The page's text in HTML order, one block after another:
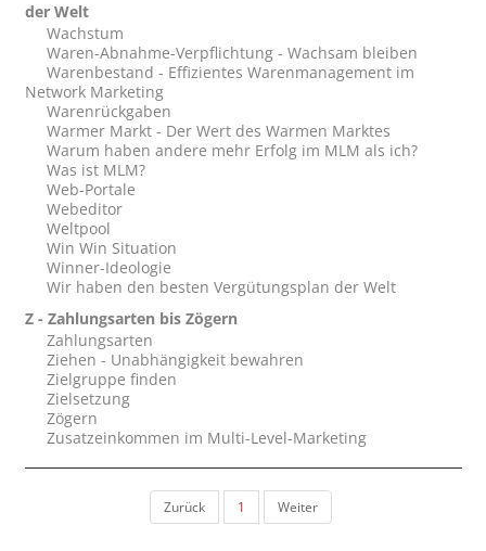
der Welt
Wachstum
Waren-Abnahme-Verpflichtung - Wachsam bleiben
Warenbestand - Effizientes Warenmanagement im
Network Marketing
Warenrückgaben
Warmer Markt - Der Wert des Warmen Marktes
Warum haben andere mehr Erfolg im MLM als ich?
Was ist MLM?
Web-Portale
Webeditor
Weltpool
Win Win Situation
Winner-Ideologie
Wir haben den besten Vergütungsplan der Welt
Z - Zahlungsarten bis Zögern
Zahlungsarten
Ziehen - Unabhängigkeit bewahren
Zielgruppe finden
Zielsetzung
Zögern
Zusatzeinkommen im Multi-Level-Marketing
Zurück 1 Weiter